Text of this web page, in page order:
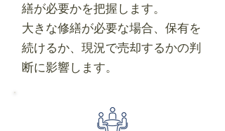
繕が必要かを把握します。
大きな修繕が必要な場合、保有を
続けるか、現況で売却するかの判
断に影響します。